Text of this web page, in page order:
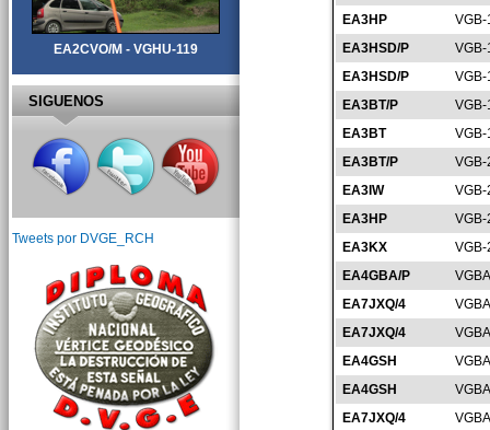
EA3HP
EA3HSD/P
EA3HSD/P
EA3BT/P
EA3BT
EA3BT/P
EA3IW
EA3HP
EA3KX
EA4GBA/P
EA7JXQ/4
EA7JXQ/4
EA4GSH
EA4GSH
EA7JXQ/4
EA2CVO/M - VGHU-119
SIGUENOS
Tweets por DVGE_RCH